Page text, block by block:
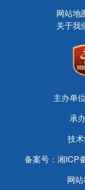
网站地
关于我
主办单
承
技
备案号： 湘ICP
网